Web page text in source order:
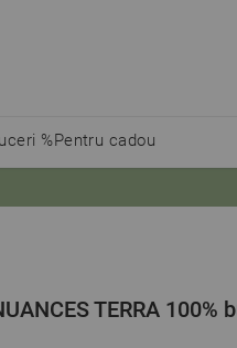
%Pentru cadou
TERRA 100%